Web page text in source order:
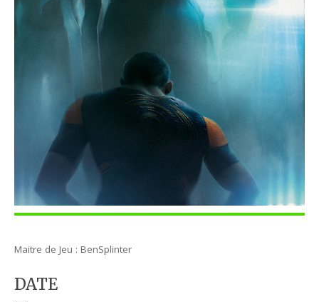
Maitre de Jeu : BenSplinter
DATE